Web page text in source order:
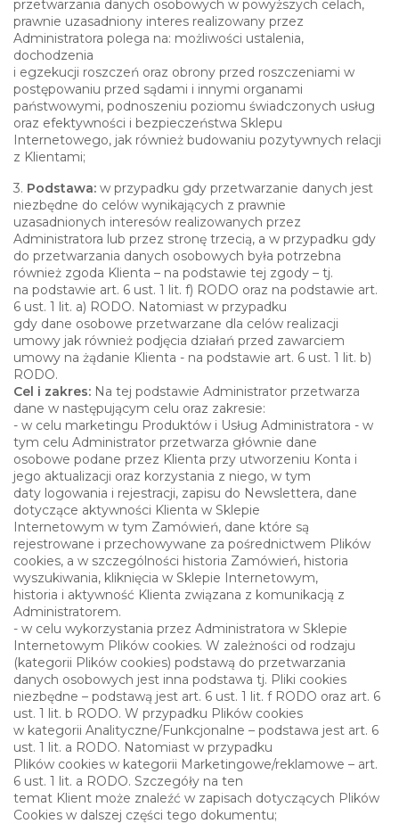
przetwarzania danych osobowych w powyższych celach,
prawnie uzasadniony interes realizowany przez
Administratora polega na: możliwości ustalenia,
dochodzenia
i egzekucji roszczeń oraz obrony przed roszczeniami w
postępowaniu przed sądami i innymi organami
państwowymi, podnoszeniu poziomu świadczonych usług
oraz efektywności i bezpieczeństwa Sklepu
Internetowego, jak również budowaniu pozytywnych relacji
z Klientami;
3. Podstawa: w przypadku gdy przetwarzanie danych jest
niezbędne do celów wynikających z prawnie
uzasadnionych interesów realizowanych przez
Administratora lub przez stronę trzecią, a w przypadku gdy
do przetwarzania danych osobowych była potrzebna
również zgoda Klienta – na podstawie tej zgody – tj.
na podstawie art. 6 ust. 1 lit. f) RODO oraz na podstawie art.
6 ust. 1 lit. a) RODO. Natomiast w przypadku
gdy dane osobowe przetwarzane dla celów realizacji
umowy jak również podjęcia działań przed zawarciem
umowy na żądanie Klienta - na podstawie art. 6 ust. 1 lit. b)
RODO.
Cel i zakres: Na tej podstawie Administrator przetwarza
dane w następującym celu oraz zakresie:
- w celu marketingu Produktów i Usług Administratora - w
tym celu Administrator przetwarza głównie dane
osobowe podane przez Klienta przy utworzeniu Konta i
jego aktualizacji oraz korzystania z niego, w tym
daty logowania i rejestracji, zapisu do Newslettera, dane
dotyczące aktywności Klienta w Sklepie
Internetowym w tym Zamówień, dane które są
rejestrowane i przechowywane za pośrednictwem Plików
cookies, a w szczególności historia Zamówień, historia
wyszukiwania, kliknięcia w Sklepie Internetowym,
historia i aktywność Klienta związana z komunikacją z
Administratorem.
- w celu wykorzystania przez Administratora w Sklepie
Internetowym Plików cookies. W zależności od rodzaju
(kategorii Plików cookies) podstawą do przetwarzania
danych osobowych jest inna podstawa tj. Pliki cookies
niezbędne – podstawą jest art. 6 ust. 1 lit. f RODO oraz art. 6
ust. 1 lit. b RODO. W przypadku Plików cookies
w kategorii Analityczne/Funkcjonalne – podstawa jest art. 6
ust. 1 lit. a RODO. Natomiast w przypadku
Plików cookies w kategorii Marketingowe/reklamowe – art.
6 ust. 1 lit. a RODO. Szczegóły na ten
temat Klient może znaleźć w zapisach dotyczących Plików
Cookies w dalszej części tego dokumentu;